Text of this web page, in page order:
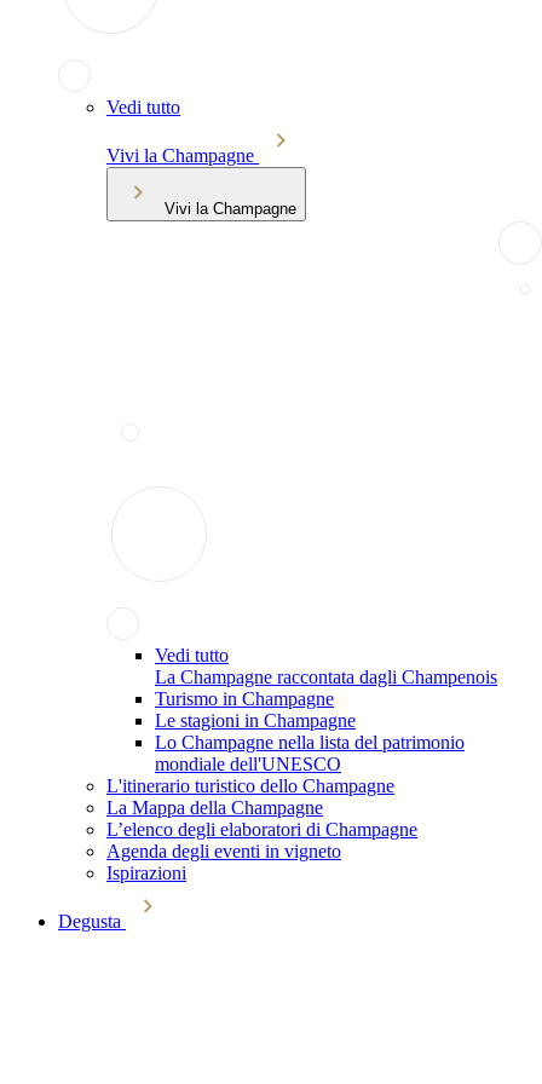
Vedi tutto
Vivi la Champagne
Vivi la Champagne
Vedi tutto
La Champagne raccontata dagli Champenois
Turismo in Champagne
Le stagioni in Champagne
Lo Champagne nella lista del patrimonio
mondiale dell'UNESCO
L'itinerario turistico dello Champagne
La Mappa della Champagne
L’elenco degli elaboratori di Champagne
Agenda degli eventi in vigneto
Ispirazioni
Degusta